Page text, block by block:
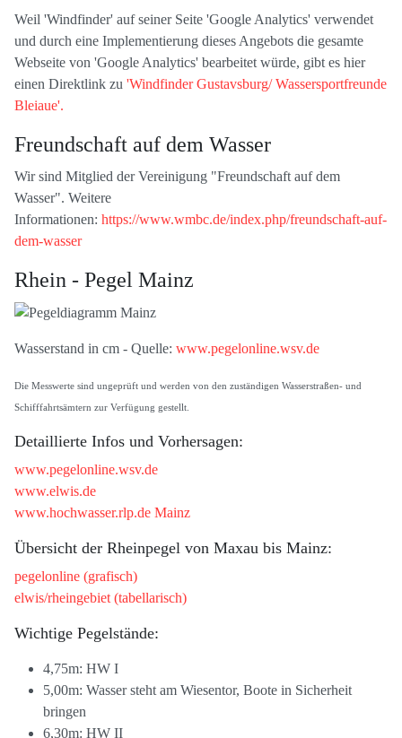
Weil 'Windfinder' auf seiner Seite 'Google Analytics' verwendet
und durch eine Implementierung dieses Angebots die gesamte
Webseite von 'Google Analytics' bearbeitet würde, gibt es hier
einen Direktlink zu 'Windfinder Gustavsburg/ Wassersportfreunde
Bleiaue'.
Freundschaft auf dem Wasser
Wir sind Mitglied der Vereinigung "Freundschaft auf dem
Wasser". Weitere
Informationen: https://www.wmbc.de/index.php/freundschaft-auf-
dem-wasser
Rhein - Pegel Mainz
Wasserstand in cm - Quelle: www.pegelonline.wsv.de
Die Messwerte sind ungeprüft und werden von den zuständigen Wasserstraßen- und
Schifffahrtsämtern zur Verfügung gestellt.
Detaillierte Infos und Vorhersagen:
www.pegelonline.wsv.de
www.elwis.de
www.hochwasser.rlp.de Mainz
Übersicht der Rheinpegel von Maxau bis Mainz:
pegelonline (grafisch)
elwis/rheingebiet (tabellarisch)
Wichtige Pegelstände:
4,75m: HW I
5,00m: Wasser steht am Wiesentor, Boote in Sicherheit
bringen
6,30m: HW II